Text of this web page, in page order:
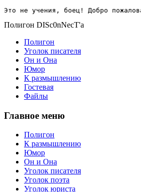
Это не учения, боец! Добро
Полигон DISc0nNecT'a
Полигон
Уголок писателя
Он и Она
Юмор
К размышлению
Гостевая
Файлы
Главное меню
Полигон
К размышлению
Юмор
Он и Она
Уголок писателя
Уголок поэта
Уголок юриста